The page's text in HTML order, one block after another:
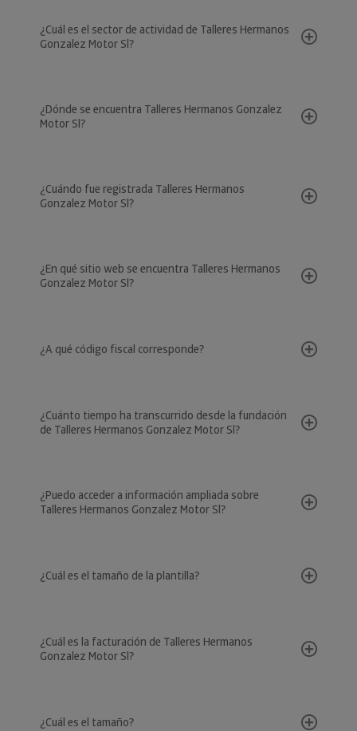
¿Cuál es el sector de actividad de Talleres Hermanos
Gonzalez Motor Sl?
¿Dónde se encuentra Talleres Hermanos Gonzalez
Motor Sl?
¿Cuándo fue registrada Talleres Hermanos
Gonzalez Motor Sl?
¿En qué sitio web se encuentra Talleres Hermanos
Gonzalez Motor Sl?
¿A qué código fiscal corresponde?
¿Cuánto tiempo ha transcurrido desde la fundación
de Talleres Hermanos Gonzalez Motor Sl?
¿Puedo acceder a información ampliada sobre
Talleres Hermanos Gonzalez Motor Sl?
¿Cuál es el tamaño de la plantilla?
¿Cuál es la facturación de Talleres Hermanos
Gonzalez Motor Sl?
¿Cuál es el tamaño?